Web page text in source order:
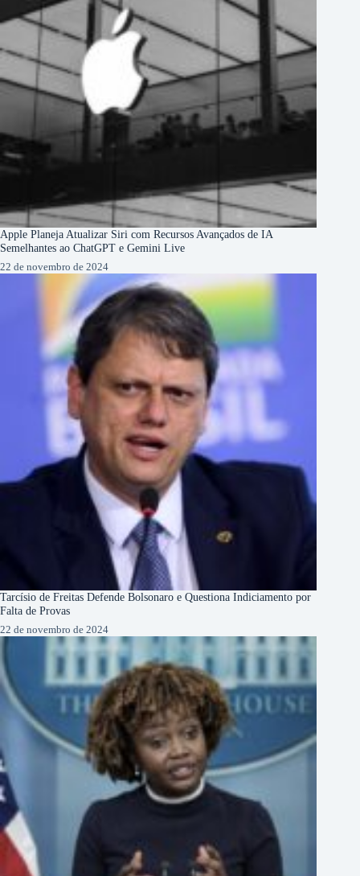
Apple Planeja Atualizar Siri com Recursos Avançados de IA
Semelhantes ao ChatGPT e Gemini Live
22 de novembro de 2024
Tarcísio de Freitas Defende Bolsonaro e Questiona Indiciamento por
Falta de Provas
22 de novembro de 2024